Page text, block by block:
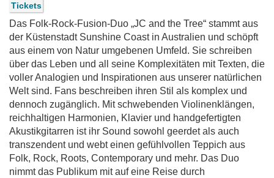
Tickets
Das Folk-Rock-Fusion-Duo „JC and the Tree“ stammt aus
der Küstenstadt Sunshine Coast in Australien und schöpft
aus einem von Natur umgebenen Umfeld. Sie schreiben
über das Leben und all seine Komplexitäten mit Texten, die
voller Analogien und Inspirationen aus unserer natürlichen
Welt sind. Fans beschreiben ihren Stil als komplex und
dennoch zugänglich. Mit schwebenden Violinenklängen,
reichhaltigen Harmonien, Klavier und handgefertigten
Akustikgitarren ist ihr Sound sowohl geerdet als auch
transzendent und webt einen gefühlvollen Teppich aus
Folk, Rock, Roots, Contemporary und mehr. Das Duo
nimmt das Publikum mit auf eine Reise durch